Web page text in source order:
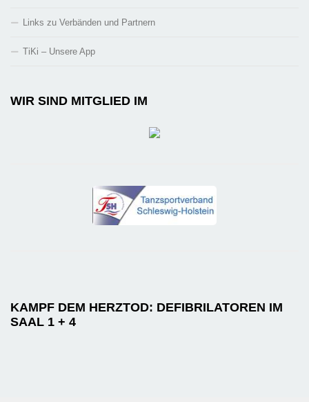
Links zu Verbänden und Partnern
TiKi – Unsere App
WIR SIND MITGLIED IM
KAMPF DEM HERZTOD: DEFIBRILATOREN IM
SAAL 1 + 4